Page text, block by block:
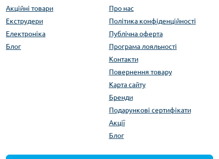
Акційні товари
Екструдери
Електроніка
Блог
Про нас
Політика конфіденційності
Публічна оферта
Програма лояльності
Контакти
Повернення товару
Карта сайту
Бренди
Подарункові сертифікати
Акції
Блог